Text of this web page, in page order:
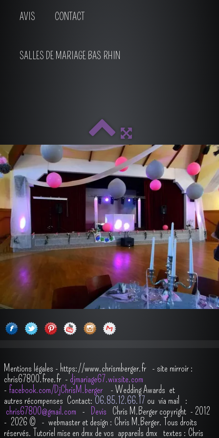
AVIS CONTACT
SALLES DE MARIAGE BAS RHIN
Mentions légales - https://www.chrismberger.fr - site mirroir :
chris67800.free.fr - djmariage67.wixsite.com
- facebook.com/DjChrisM.berger - Wedding Awards et
autres récompenses Contact: O6.85.12.66.17 ou via mail :
chris67800@gmail.com - Devis Chris M.Berger copyright - 2012
- 2026 © - webmaster et design : Chris M.Berger. Tous droits
réservés. Tutoriel mise en dmx de vos appareils dmx textes : Chris